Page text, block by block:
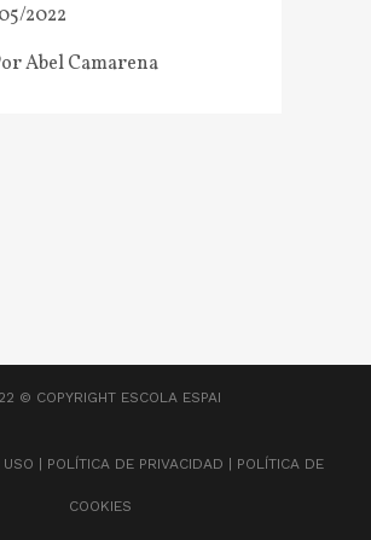
2022
Abel Camarena
© COPYRIGHT ESCOLA ESPAI
POLÍTICA DE PRIVACIDAD POLÍTICA DE
COOKIES